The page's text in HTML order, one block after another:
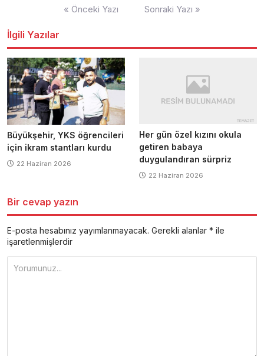
« Önceki Yazı Sonraki Yazı »
İlgili Yazılar
Büyükşehir, YKS öğrencileri
için ikram stantları kurdu
22 Haziran 2026
Her gün özel kızını okula
getiren babaya
duygulandıran sürpriz
22 Haziran 2026
Bir cevap yazın
E-posta hesabınız yayımlanmayacak. Gerekli alanlar * ile
işaretlenmişlerdir